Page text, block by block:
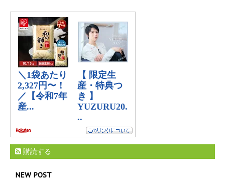
購読する
NEW POST